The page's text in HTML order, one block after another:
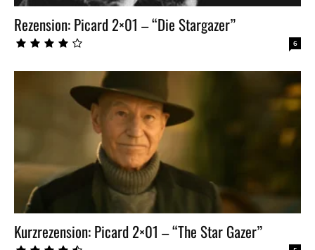
Rezension: Picard 2×01 – “Die Stargazer”
6
Kurzrezension: Picard 2×01 – “The Star Gazer”